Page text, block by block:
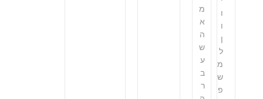
ו
ו
ן
ל
מ
ש
פ
מ
א
ה
ש
ע
ב
ר